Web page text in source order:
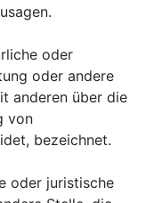
oder
oder andere
anderen über die
von
bezeichnet.
oder juristische